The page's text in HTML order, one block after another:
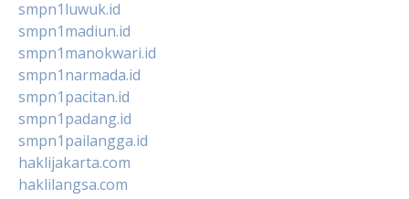
smpn1luwuk.id
smpn1madiun.id
smpn1manokwari.id
smpn1narmada.id
smpn1pacitan.id
smpn1padang.id
smpn1pailangga.id
haklijakarta.com
haklilangsa.com